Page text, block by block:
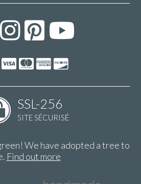
SSL-256
SITE SÉCURISÉ
We have adopted a tree to
Find out more